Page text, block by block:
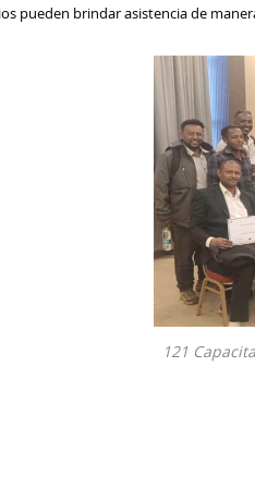
pueden brindar asistencia de
121